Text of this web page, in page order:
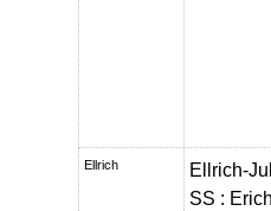
Ellrich
Ellrich-
SS :